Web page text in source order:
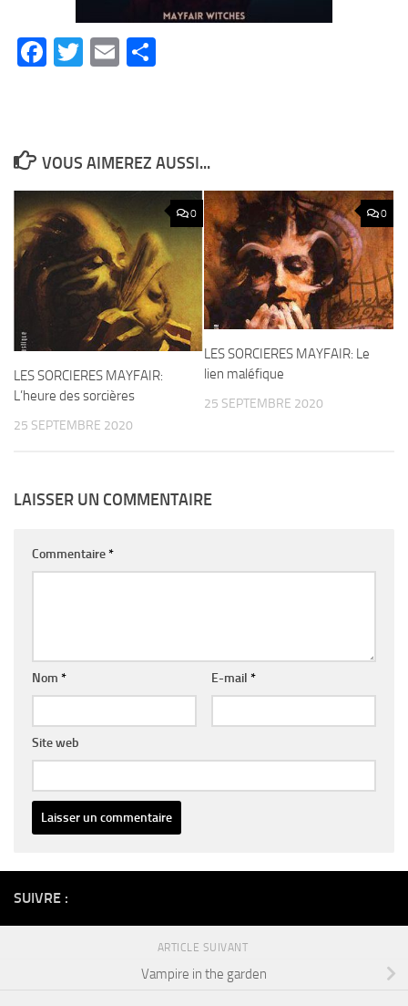
Facebook
Twitter
Email
VOUS AIMEREZ AUSSI...
0
LES SORCIERES MAYFAIR:
L’heure des sorcières
25 SEPTEMBRE 2020
0
LES SORCIERES MAYFAIR: Le
lien maléfique
25 SEPTEMBRE 2020
LAISSER UN COMMENTAIRE
Commentaire*
Nom * E-mail *
Site web
SUIVRE :
ARTICLE SUIVANT
Vampire in the garden